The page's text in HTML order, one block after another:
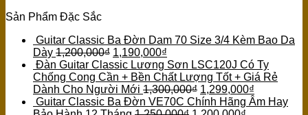
Sản Phẩm Đặc Sắc
Guitar Classic Ba Đờn Dam 70 Size 3/4 Kèm Bao Da
Dày 1,200,000₫ 1,190,000₫
Đàn Guitar Classic Lương Sơn LSC120J Có Ty
Chống Cong Cần + Bền Chất Lượng Tốt + Giá Rẻ
Dành Cho Người Mới 1,300,000₫ 1,299,000₫
Guitar Classic Ba Đờn VE70C Chính Hãng Âm Hay